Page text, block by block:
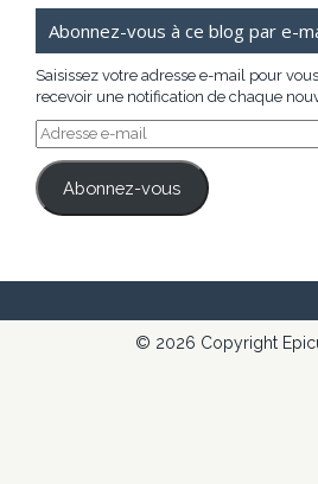
Abonnez-vous à ce blog par e-
Saisissez votre adresse e-mail pour
recevoir une notification de chaque
Adresse
e-
mail
Abonnez-vous
© 2026 Copyright